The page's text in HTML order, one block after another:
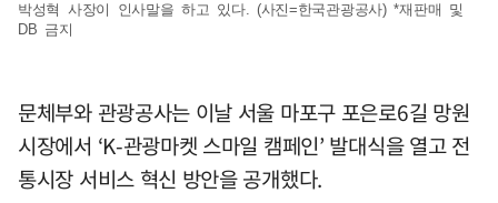
박성혁 사장이 인사말을 하고 있다. (사진=한국관광공사) *재판매 및
DB 금지
문체부와 관광공사는 이날 서울 마포구 포은로6길 망원
시장에서 ‘K-관광마켓 스마일 캠페인’ 발대식을 열고 전
통시장 서비스 혁신 방안을 공개했다.